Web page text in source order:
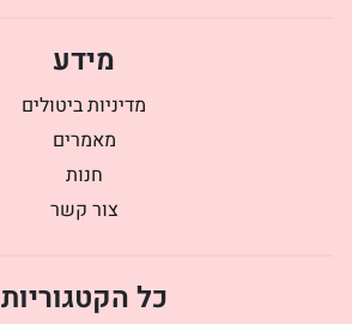
מידע
מדיניות ביטולים
מאמרים
חנות
צור קשר
כל הקטגוריות